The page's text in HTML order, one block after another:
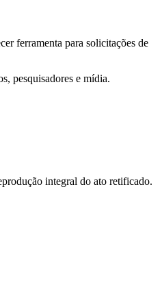
ferramenta para solicitações de
pesquisadores e mídia.
integral do ato retificado.